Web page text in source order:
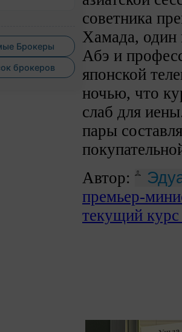
Брокеры
брокеров
советника
Хамада, один
Абэ и
японской
ночью, что
слаб для
пары
Автор:
премьер-
текущий